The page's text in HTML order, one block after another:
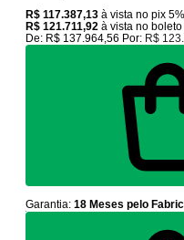
R$ 117.387,13à vista no pix
R$ 121.711,92à vista no boleto
De: R$ 137.964,56 Por: R$
Garantia:18 Meses pelo